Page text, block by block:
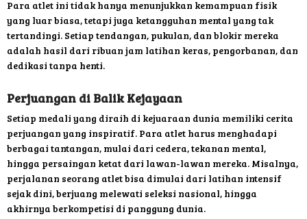
Para atlet ini tidak hanya menunjukkan kemampuan fisik
yang luar biasa, tetapi juga ketangguhan mental yang tak
tertandingi. Setiap tendangan, pukulan, dan blokir mereka
adalah hasil dari ribuan jam latihan keras, pengorbanan, dan
dedikasi tanpa henti.
Perjuangan di Balik Kejayaan
Setiap medali yang diraih di kejuaraan dunia memiliki cerita
perjuangan yang inspiratif. Para atlet harus menghadapi
berbagai tantangan, mulai dari cedera, tekanan mental,
hingga persaingan ketat dari lawan-lawan mereka. Misalnya,
perjalanan seorang atlet bisa dimulai dari latihan intensif
sejak dini, berjuang melewati seleksi nasional, hingga
akhirnya berkompetisi di panggung dunia.